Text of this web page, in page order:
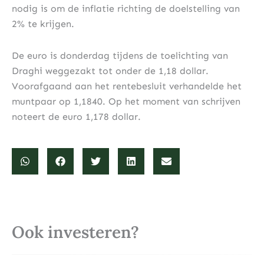
nodig is om de inflatie richting de doelstelling van
2% te krijgen.
De euro is donderdag tijdens de toelichting van
Draghi weggezakt tot onder de 1,18 dollar.
Voorafgaand aan het rentebesluit verhandelde het
muntpaar op 1,1840. Op het moment van schrijven
noteert de euro 1,178 dollar.
Ook investeren?